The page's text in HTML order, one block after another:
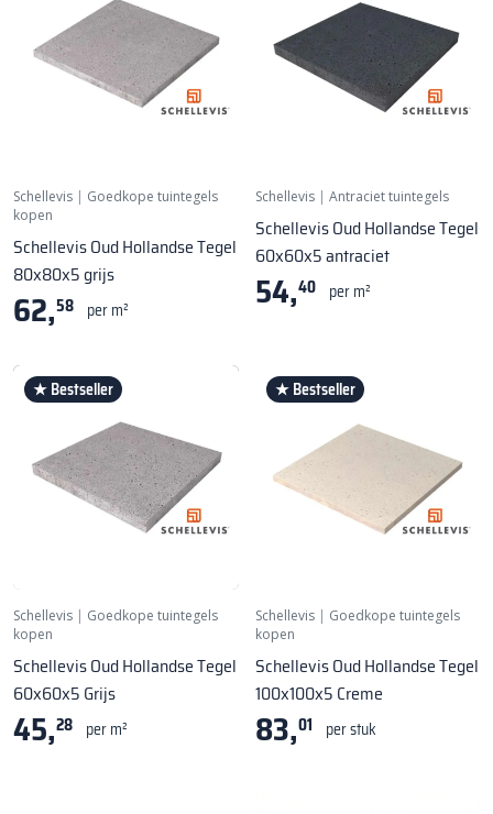
Schellevis | Goedkope tuintegels
kopen
Schellevis Oud Hollandse Tegel
80x80x5 grijs
62,58 per m²
Schellevis| Antraciet tuintegels
Schellevis Oud Hollandse Tegel
60x60x5 antraciet
54,40 per m²
★ Bestseller
Schellevis | Goedkope tuintegels
kopen
Schellevis Oud Hollandse Tegel
60x60x5 Grijs
45,28 per m²
★ Bestseller
Schellevis| Goedkope tuintegels
kopen
Schellevis Oud Hollandse Tegel
100x100x5 Creme
83,01 per stuk